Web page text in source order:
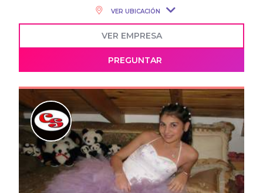
VER UBICACIÓN
VER EMPRESA
PREGUNTAR